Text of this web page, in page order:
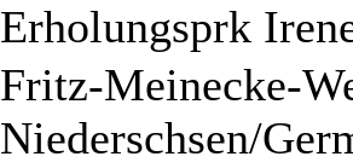
Erholungsprk
Fritz-Meinecke-
Niederschsen/